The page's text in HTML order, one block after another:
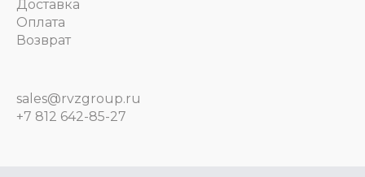
Доставка
Оплата
Возврат
sales@rvzgroup.ru
+7 812 642-85-27